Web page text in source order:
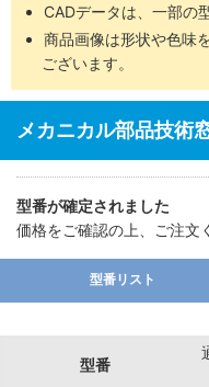
CADデータは、一部の
商品画像は形状や色味
ございます。
メカニカル部品技術
型番が確定されました
価格をご確認の上、ご注文
型番リスト
型番